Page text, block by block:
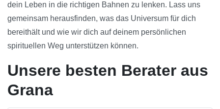
dein Leben in die richtigen Bahnen zu lenken. Lass uns
gemeinsam herausfinden, was das Universum für dich
bereithält und wie wir dich auf deinem persönlichen
spirituellen Weg unterstützen können.
Unsere besten Berater aus
Grana